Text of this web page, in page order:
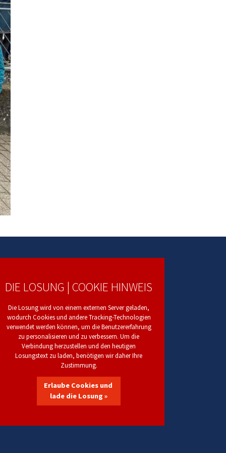
DIE LOSUNG | COOKIE HINWEIS
Die Losung wird von einem externen Server geladen,
wodurch Cookies und andere Tracking-Technologien
verwendet werden können, um die Benutzererfahrung
zu personalisieren und zu verbessern. Um die
Verbindung herzustellen und den heutigen
Losungstext zu laden, benötigen wir daher Ihre
Zustimmung.
Erlaube Cookies und
lade die Losung »